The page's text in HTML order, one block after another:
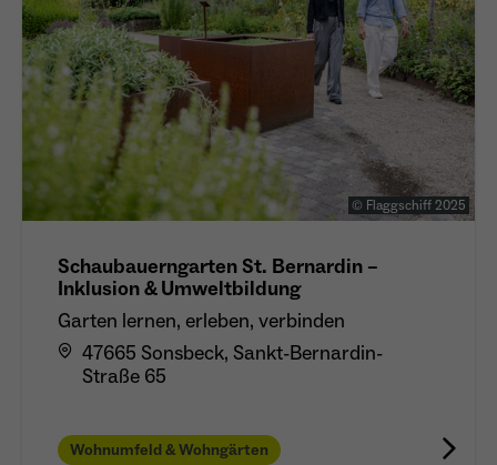
© Flaggschiff 2025
Schaubauerngarten St. Bernardin –
Inklusion & Umweltbildung
Garten lernen, erleben, verbinden
47665 Sonsbeck, Sankt-Bernardin-
Straße 65
Wohnumfeld & Wohngärten